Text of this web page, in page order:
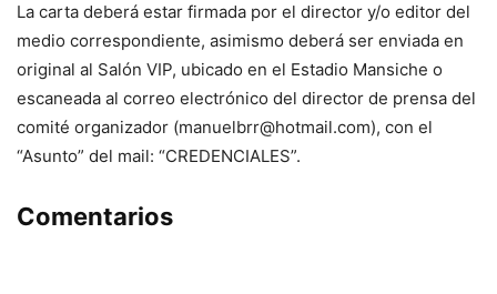
La carta deberá estar firmada por el director y/o editor del
medio correspondiente, asimismo deberá ser enviada en
original al Salón VIP, ubicado en el Estadio Mansiche o
escaneada al correo electrónico del director de prensa del
comité organizador (manuelbrr@hotmail.com), con el
“Asunto” del mail: “CREDENCIALES”.
Comentarios